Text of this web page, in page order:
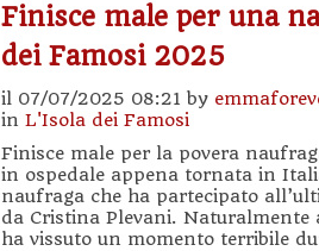
Finisce male per una
dei Famosi 2025
il 07/07/2025 08:21 by
in L'Isola dei Famosi
Finisce male per la povera
in ospedale appena tornata in
naufraga che ha partecipato
da Cristina Plevani. Naturalmente
ha vissuto un momento terribile